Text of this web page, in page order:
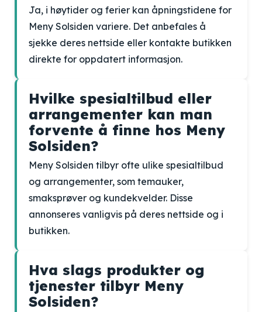
Ja, i høytider og ferier kan åpningstidene for
Meny Solsiden variere. Det anbefales å
sjekke deres nettside eller kontakte butikken
direkte for oppdatert informasjon.
Hvilke spesialtilbud eller
arrangementer kan man
forvente å finne hos Meny
Solsiden?
Meny Solsiden tilbyr ofte ulike spesialtilbud
og arrangementer, som temauker,
smaksprøver og kundekvelder. Disse
annonseres vanligvis på deres nettside og i
butikken.
Hva slags produkter og
tjenester tilbyr Meny
Solsiden?